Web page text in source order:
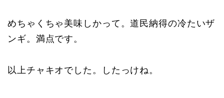
めちゃくちゃ美味しかって。道民納得の冷たいザ
ンギ。満点です。
以上チャキオでした。したっけね。